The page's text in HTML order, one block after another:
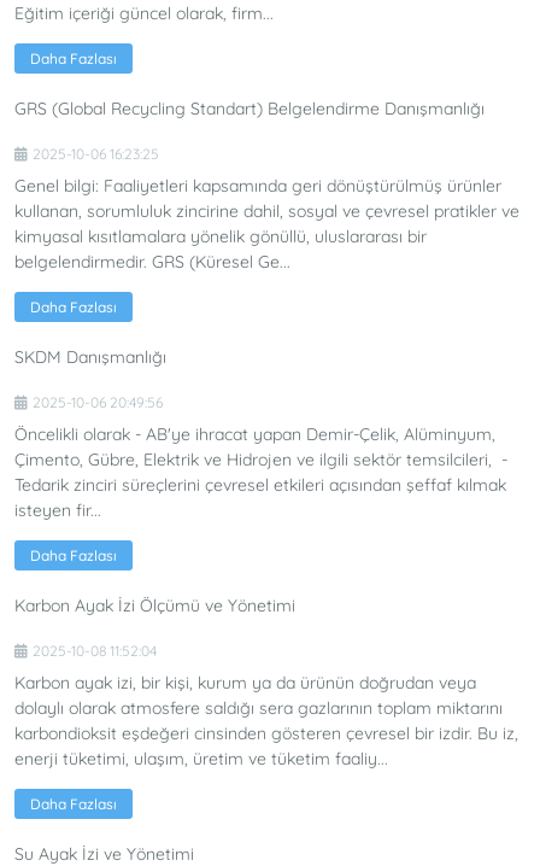
Eğitim içeriği güncel olarak, firm...
Daha Fazlası
GRS (Global Recycling Standart) Belgelendirme Danışmanlığı
2025-10-06 16:23:25
Genel bilgi: Faaliyetleri kapsamında geri dönüştürülmüş ürünler
kullanan, sorumluluk zincirine dahil, sosyal ve çevresel pratikler ve
kimyasal kısıtlamalara yönelik gönüllü, uluslararası bir
belgelendirmedir. GRS (Küresel Ge...
Daha Fazlası
SKDM Danışmanlığı
2025-10-06 20:49:56
Öncelikli olarak - AB'ye ihracat yapan Demir-Çelik, Alüminyum,
Çimento, Gübre, Elektrik ve Hidrojen ve ilgili sektör temsilcileri, -
Tedarik zinciri süreçlerini çevresel etkileri açısından şeffaf kılmak
isteyen fir...
Daha Fazlası
Karbon Ayak İzi Ölçümü ve Yönetimi
2025-10-08 11:52:04
Karbon ayak izi, bir kişi, kurum ya da ürünün doğrudan veya
dolaylı olarak atmosfere saldığı sera gazlarının toplam miktarını
karbondioksit eşdeğeri cinsinden gösteren çevresel bir izdir. Bu iz,
enerji tüketimi, ulaşım, üretim ve tüketim faaliy...
Daha Fazlası
Su Ayak İzi ve Yönetimi